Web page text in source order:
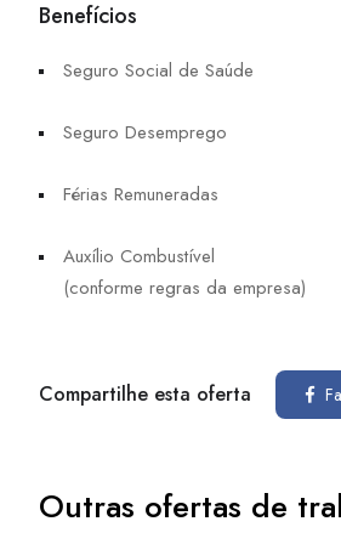
Benefícios
Seguro Social de Saúde
Seguro Desemprego
Férias Remuneradas
Auxílio Combustível
(conforme regras da empresa)
Compartilhe esta oferta
Outras ofertas de